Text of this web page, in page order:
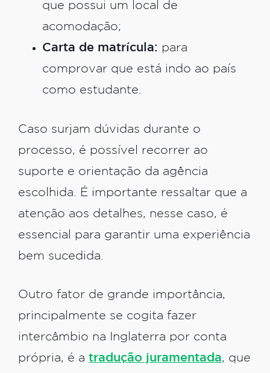
que possui um local de
acomodação;
Carta de matrícula: para
comprovar que está indo ao país
como estudante.
Caso surjam dúvidas durante o
processo, é possível recorrer ao
suporte e orientação da agência
escolhida. É importante ressaltar que a
atenção aos detalhes, nesse caso, é
essencial para garantir uma experiência
bem sucedida.
Outro fator de grande importância,
principalmente se cogita fazer
intercâmbio na Inglaterra por conta
própria, é a tradução juramentada, que